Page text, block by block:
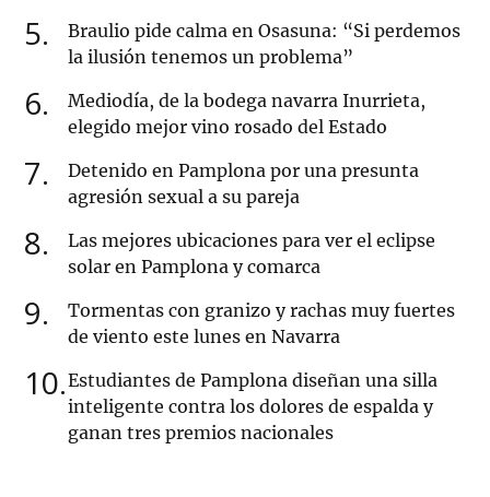
5
Braulio pide calma en Osasuna: “Si perdemos
la ilusión tenemos un problema”
6
Mediodía, de la bodega navarra Inurrieta,
elegido mejor vino rosado del Estado
7
Detenido en Pamplona por una presunta
agresión sexual a su pareja
8
Las mejores ubicaciones para ver el eclipse
solar en Pamplona y comarca
9
Tormentas con granizo y rachas muy fuertes
de viento este lunes en Navarra
10 Estudiantes de Pamplona diseñan una silla
inteligente contra los dolores de espalda y
ganan tres premios nacionales